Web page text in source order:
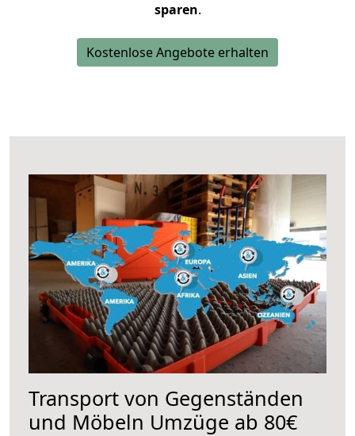
sparen.
Kostenlose Angebote erhalten
Transport von Gegenständen
und Möbeln Umzüge ab 80€